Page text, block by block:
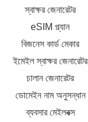
স্বাক্ষর জেনারেটর
eSIM প্ল্যান
বিজনেস কার্ড মেকার
ইমেইল স্বাক্ষর জেনারেটর
চালান জেনারেটর
ডোমেইন নাম অনুসন্ধান
ব্যবসার মেইলবক্স